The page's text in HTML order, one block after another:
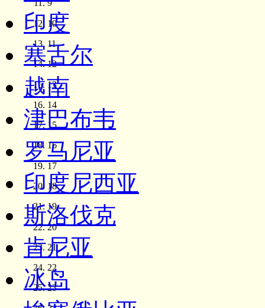
9
10
11
12
13
14
15
16
17
18
19
20
21
22
23
印度
塞舌尔
越南
津巴布韦
罗马尼亚
印度尼西亚
斯洛伐克
肯尼亚
冰岛